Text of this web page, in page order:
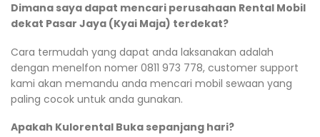
Dimana saya dapat mencari perusahaan Rental Mobil
dekat Pasar Jaya (Kyai Maja) terdekat?
Cara termudah yang dapat anda laksanakan adalah
dengan menelfon nomer 0811 973 778, customer support
kami akan memandu anda mencari mobil sewaan yang
paling cocok untuk anda gunakan.
Apakah Kulorental Buka sepanjang hari?